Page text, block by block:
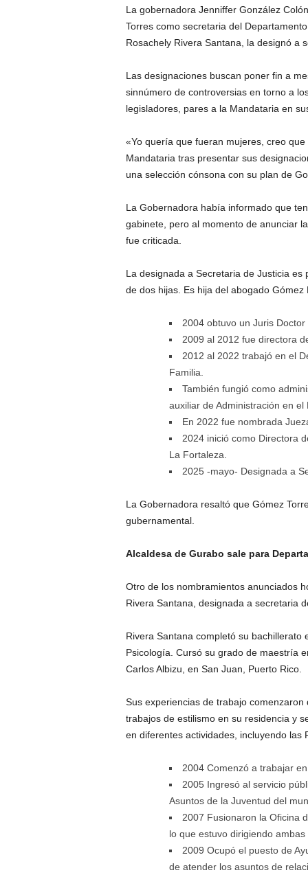
La gobernadora Jenniffer González
Torres como secretaria del
Rosachely Rivera Santana, la designó a
Las designaciones buscan poner fin a
sinnúmero de controversias en torno a
legisladores, pares a la Mandataria en
«Yo quería que fueran mujeres, creo
Mandataria tras presentar sus
una selección cónsona con su plan de
La Gobernadora había informado que
gabinete, pero al momento de anunciar
fue criticada.
La designada a Secretaria de Justicia
de dos hijas. Es hija del abogado Gómez
2004 obtuvo un Juris
2009 al 2012 fue directora
2012 al 2022 trabajó en el
Familia.
También fungió como
auxiliar de Administración en
En 2022 fue nombrada
2024 inició como Directora
La Fortaleza.
2025 -mayo- Designada a
La Gobernadora resaltó que Gómez
gubernamental.
Alcaldesa de Gurabo sale para
Otro de los nombramientos anunciados
Rivera Santana, designada a secretaria
Rivera Santana completó su
Psicología. Cursó su grado de maestría
Carlos Albizu, en San Juan, Puerto Rico.
Sus experiencias de trabajo
trabajos de estilismo en su residencia y
en diferentes actividades, incluyendo las
2004 Comenzó a trabajar
2005 Ingresó al servicio
Asuntos de la Juventud del
2007 Fusionaron la Oficina
lo que estuvo dirigiendo ambas
2009 Ocupó el puesto de
de atender los asuntos de